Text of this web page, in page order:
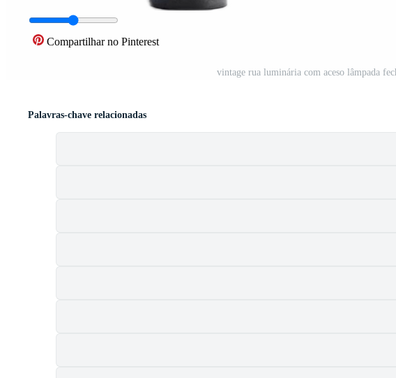
Compartilhar no Pinterest
vintage rua luminária com aceso lâmpada
Palavras-chave relacionadas